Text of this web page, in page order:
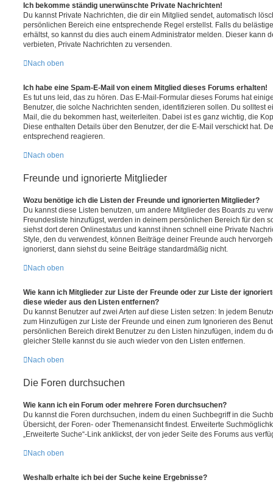
Ich bekomme ständig unerwünschte Private Nachrichten!
Du kannst Private Nachrichten, die dir ein Mitglied sendet, automatisch
persönlichen Bereich eine entsprechende Regel erstellst. Falls du
erhältst, so kannst du dies auch einem Administrator melden. Dieser kann
verbieten, Private Nachrichten zu versenden.
Nach oben
Ich habe eine Spam-E-Mail von einem Mitglied dieses Forums erhalten!
Es tut uns leid, das zu hören. Das E-Mail-Formular dieses Forums hat
Benutzer, die solche Nachrichten senden, identifizieren sollen. Du solltest
Mail, die du bekommen hast, weiterleiten. Dabei ist es ganz wichtig, die
Diese enthalten Details über den Benutzer, der die E-Mail verschickt hat.
entsprechend reagieren.
Nach oben
Freunde und ignorierte Mitglieder
Wozu benötige ich die Listen der Freunde und ignorierten Mitglieder?
Du kannst diese Listen benutzen, um andere Mitglieder des Boards zu
Freundesliste hinzufügst, werden in deinem persönlichen Bereich für den
siehst dort deren Onlinestatus und kannst ihnen schnell eine Private
Style, den du verwendest, können Beiträge deiner Freunde auch
ignorierst, dann siehst du seine Beiträge standardmäßig nicht.
Nach oben
Wie kann ich Mitglieder zur Liste der Freunde oder zur Liste der
diese wieder aus den Listen entfernen?
Du kannst Benutzer auf zwei Arten auf diese Listen setzen: In jedem
zum Hinzufügen zur Liste der Freunde und einen zum Ignorieren des
persönlichen Bereich direkt Benutzer zu den Listen hinzufügen, indem du
gleicher Stelle kannst du sie auch wieder von den Listen entfernen.
Nach oben
Die Foren durchsuchen
Wie kann ich ein Forum oder mehrere Foren durchsuchen?
Du kannst die Foren durchsuchen, indem du einen Suchbegriff in die
Übersicht, der Foren- oder Themenansicht findest. Erweiterte
„Erweiterte Suche“-Link anklickst, der von jeder Seite des Forums aus
Nach oben
Weshalb erhalte ich bei der Suche keine Ergebnisse?